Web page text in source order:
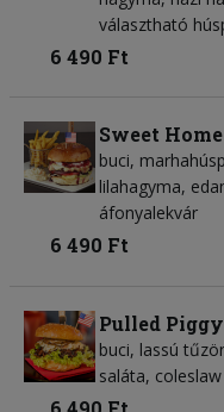
választható
6 490 Ft
Sweet
buci,
lilahagyma,
áfonyalekvár
6 490 Ft
Pulled
buci, lassú
saláta,